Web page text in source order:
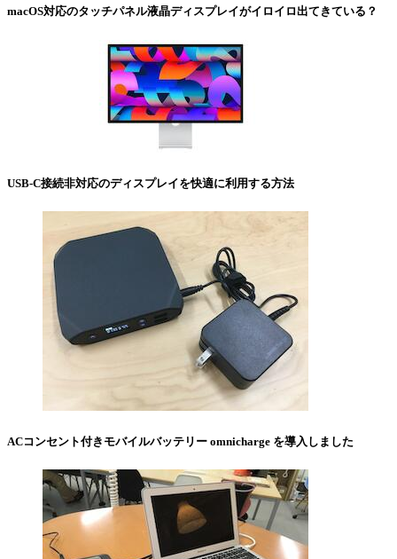
macOS対応のタッチパネル液晶ディスプレイがイロイロ出てきている？
USB-C接続非対応のディスプレイを快適に利用する方法
ACコンセント付きモバイルバッテリー omnicharge を導入しました